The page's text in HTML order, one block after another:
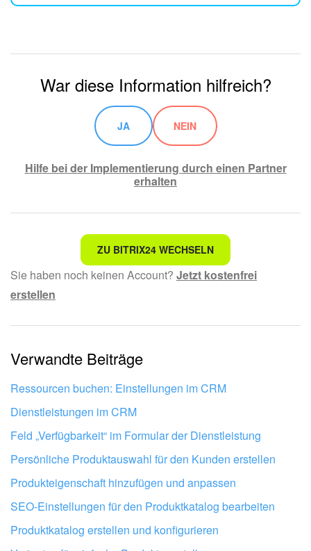
War diese Information hilfreich?
JA NEIN
Hilfe bei der Implementierung durch einen Partner
erhalten
Nicht das, wonach ich suche.
Kompliziert und unverständlich formuliert.
Mir gefällt nicht, wie das Tool funktioniert.
ZU BITRIX24 WECHSELN
Sie haben noch keinen Account? Jetzt kostenfrei
erstellen
Verwandte Beiträge
Ressourcen buchen: Einstellungen im CRM
Dienstleistungen im CRM
Feld „Verfügbarkeit“ im Formular der Dienstleistung
Persönliche Produktauswahl für den Kunden erstellen
Produkteigenschaft hinzufügen und anpassen
SEO-Einstellungen für den Produktkatalog bearbeiten
Produktkatalog erstellen und konfigurieren